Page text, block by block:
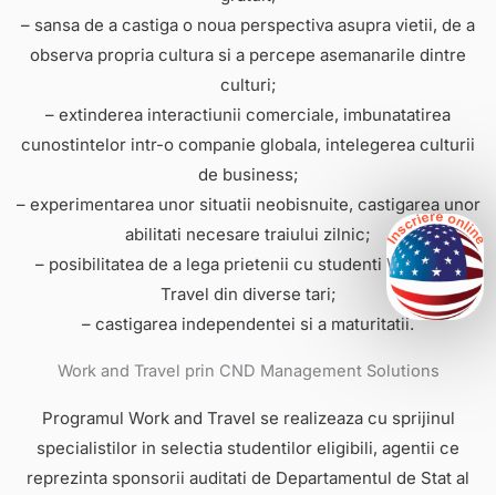
– sansa de a castiga o noua perspectiva asupra vietii, de a
observa propria cultura si a percepe asemanarile dintre
culturi;
– extinderea interactiunii comerciale, imbunatatirea
cunostintelor intr-o companie globala, intelegerea culturii
de business;
– experimentarea unor situatii neobisnuite, castigarea unor
abilitati necesare traiului zilnic;
– posibilitatea de a lega prietenii cu studenti Work and
Travel din diverse tari;
– castigarea independentei si a maturitatii.
Work and Travel prin CND Management Solutions
Programul Work and Travel se realizeaza cu sprijinul
specialistilor in selectia studentilor eligibili, agentii ce
reprezinta sponsorii auditati de Departamentul de Stat al